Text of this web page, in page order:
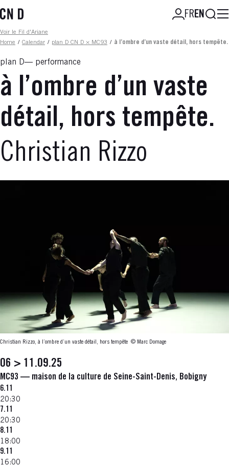
to
content
FREN
Fil d'ariane
Voir le Fil d'Ariane
Home / Calendar / plan D CN D × MC93 / à l’ombre d’un vaste détail, hors tempête.
plan D performance
à l’ombre d’un vaste
détail, hors tempête.
Christian Rizzo
Christian Rizzo, à l’ombre d’un vaste détail, hors tempête © Marc Domage
06 > 11.09.25
MC93 — maison de la culture de Seine-Saint-Denis, Bobigny
6.11
20:30
7.11
20:30
8.11
18:00
9.11
16:00